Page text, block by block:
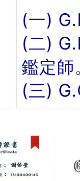
(一)
(二)
鑑定師
(三)